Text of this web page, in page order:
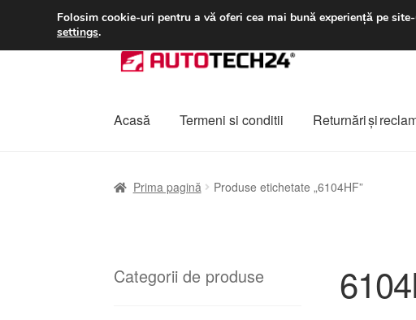
LIVRARE de la 33 lei
Sari
la
Sari
la
Acasă Termeni si conditii Returnări şi
Prima pagină Produse etichetate „6104HF”
Categorii de produse
Folosim cookie-uri pentru a vă oferi cea mai bună experiență pe
settings.